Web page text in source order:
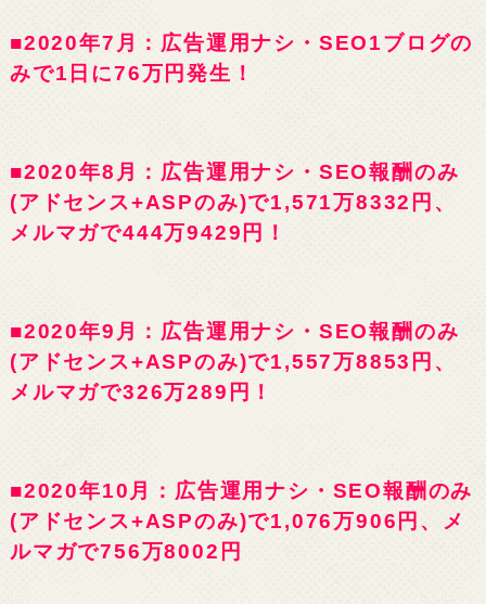
■2020年7月：広告運用ナシ・SEO1ブログの
みで1日に76万円発生！
■2020年8月：広告運用ナシ・SEO報酬のみ
(アドセンス+ASPのみ)で1,571万8332円、
メルマガで444万9429円！
■2020年9月：広告運用ナシ・SEO報酬のみ
(アドセンス+ASPのみ)で1,557万8853円、
メルマガで326万289円！
■2020年10月：広告運用ナシ・SEO報酬のみ
(アドセンス+ASPのみ)で1,076万906円、メ
ルマガで756万8002円